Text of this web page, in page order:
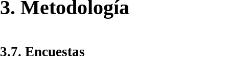
3. Metodología
3.7. Encuestas